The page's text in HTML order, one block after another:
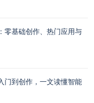
零基础创作、热门应用与
门到创作，一文读懂智能